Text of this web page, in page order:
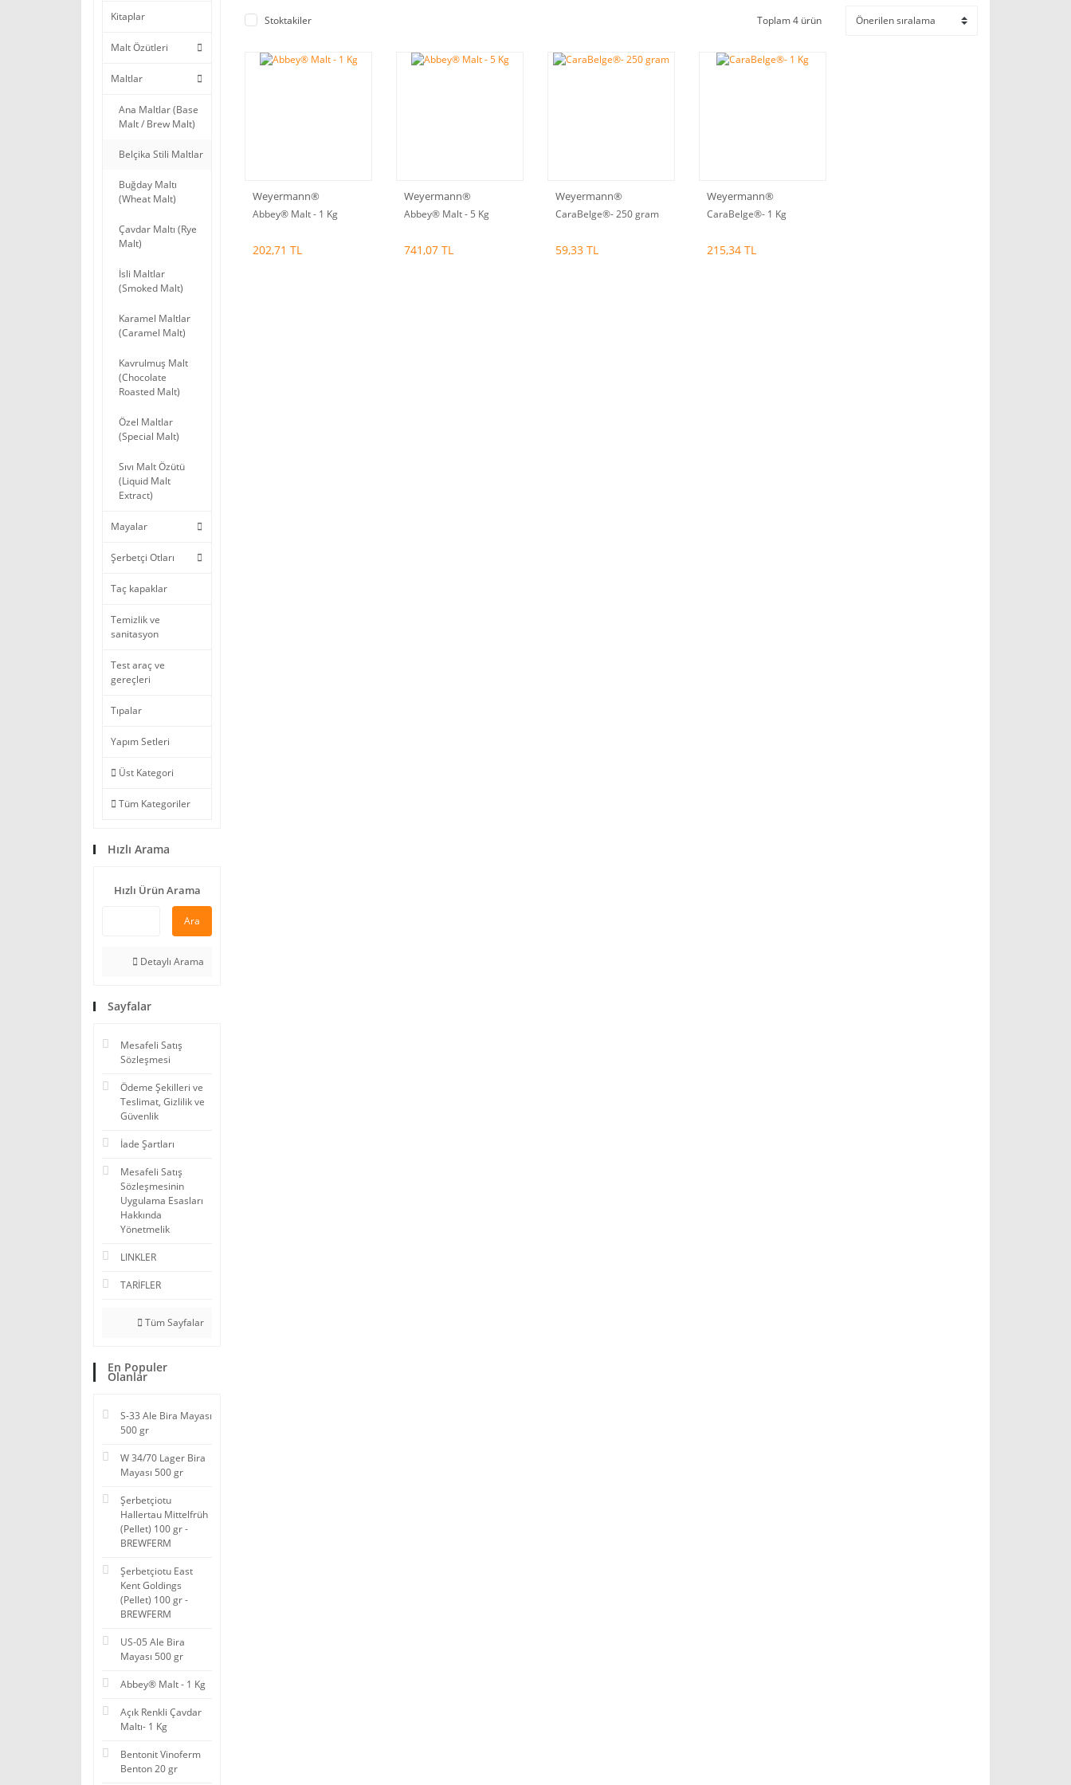
Kitaplar
Malt Özütleri
Maltlar
Ana Maltlar (Base
Malt / Brew Malt)
Belçika Stili Maltlar
Buğday Maltı
(Wheat Malt)
Çavdar Maltı (Rye
Malt)
İsli Maltlar
(Smoked Malt)
Karamel Maltlar
(Caramel Malt)
Kavrulmuş Malt
(Chocolate
Roasted Malt)
Özel Maltlar
(Special Malt)
Sıvı Malt Özütü
(Liquid Malt
Extract)
Mayalar
Şerbetçi Otları
Taç kapaklar
Temizlik ve
sanitasyon
Test araç ve
gereçleri
Tıpalar
Yapım Setleri
Üst Kategori
Tüm Kategoriler
Hızlı Arama
Hızlı Ürün Arama
Ara
Detaylı Arama
Sayfalar
Mesafeli Satış
Sözleşmesi
Ödeme Şekilleri ve
Teslimat, Gizlilik ve
Güvenlik
İade Şartları
Mesafeli Satış
Sözleşmesinin
Uygulama Esasları
Hakkında
Yönetmelik
LINKLER
TARİFLER
Tüm Sayfalar
En Populer
Olanlar
S-33 Ale Bira Mayası
500 gr
W 34/70 Lager Bira
Mayası 500 gr
Şerbetçiotu
Hallertau Mittelfrüh
(Pellet) 100 gr -
BREWFERM
Şerbetçiotu East
Kent Goldings
(Pellet) 100 gr -
BREWFERM
US-05 Ale Bira
Mayası 500 gr
Abbey® Malt - 1 Kg
Açık Renkli Çavdar
Maltı- 1 Kg
Bentonit Vinoferm
Benton 20 gr
Stoktakiler Toplam 4 ürün
Weyermann®
Abbey® Malt - 1 Kg
202,71 TL
Weyermann®
Abbey® Malt - 5 Kg
741,07 TL
Weyermann®
CaraBelge®- 250 gram
59,33 TL
Weyermann®
CaraBelge®- 1 Kg
215,34 TL